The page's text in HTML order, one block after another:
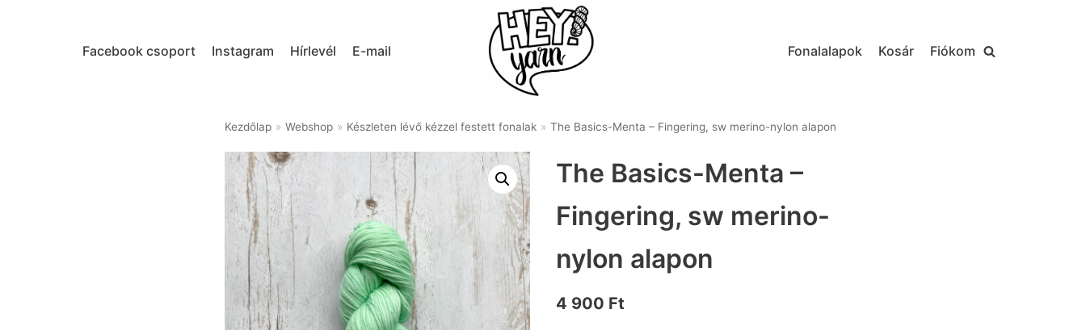
Facebook csoport Instagram Hírlevél E-mail Fonalalapok Kosár Fiókom
Kezdőlap » Webshop » Készleten lévő kézzel festett fonalak » The Basics-Menta – Fingering, sw merino-nylon alapon
The Basics-Menta –
Fingering, sw merino-
nylon alapon
4 900 Ft